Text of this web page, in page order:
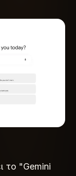
το "Gemini